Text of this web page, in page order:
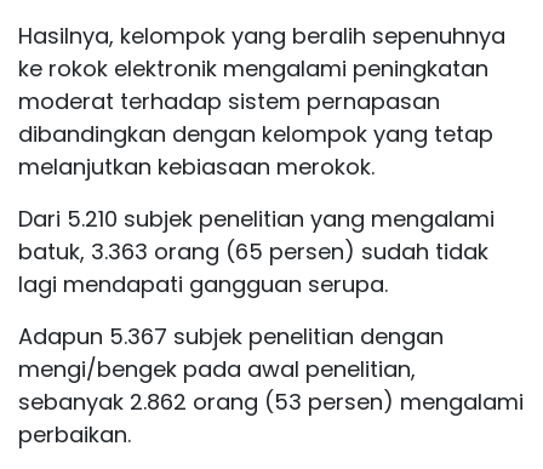
Hasilnya, kelompok yang beralih sepenuhnya
ke rokok elektronik mengalami peningkatan
moderat terhadap sistem pernapasan
dibandingkan dengan kelompok yang tetap
melanjutkan kebiasaan merokok.
Dari 5.210 subjek penelitian yang mengalami
batuk, 3.363 orang (65 persen) sudah tidak
lagi mendapati gangguan serupa.
Adapun 5.367 subjek penelitian dengan
mengi/bengek pada awal penelitian,
sebanyak 2.862 orang (53 persen) mengalami
perbaikan.